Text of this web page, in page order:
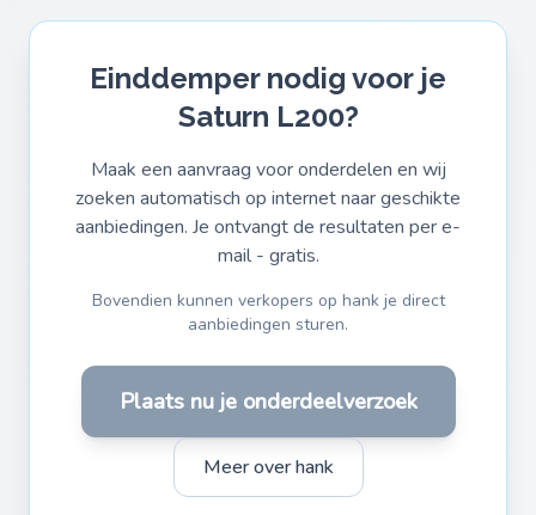
Einddemper nodig voor je
Saturn L200?
Maak een aanvraag voor onderdelen en wij
zoeken automatisch op internet naar geschikte
aanbiedingen. Je ontvangt de resultaten per e-
mail - gratis.
Bovendien kunnen verkopers op hank je direct
aanbiedingen sturen.
Plaats nu je onderdeelverzoek
Meer over hank